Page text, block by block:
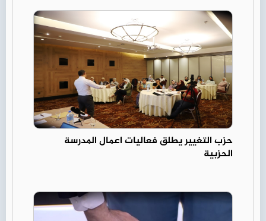
حزب التغيير يطلق فعاليات اعمال المدرسة
الحزبية